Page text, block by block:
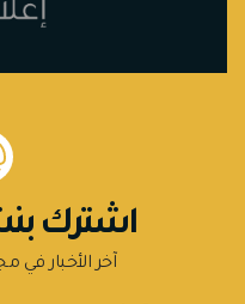
اشترك
آخر الأخبار في